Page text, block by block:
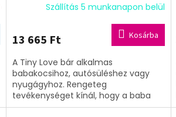
Szállítás 5 munkanapon belül
13 665 Ft Kosárba
A Tiny Love bár alkalmas
babakocsihoz, autósüléshez vagy
nyugágyhoz. Rengeteg
tevékenységet kínál, hogy a baba
útközben és otthon is jól